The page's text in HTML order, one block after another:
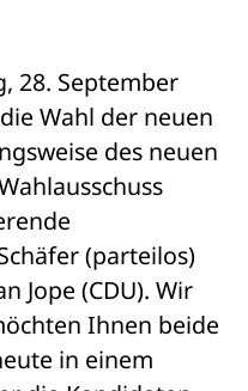
28. September
Wahl der neuen
des neuen
(parteilos)
Jope (CDU). Wir
Ihnen beide
in einem